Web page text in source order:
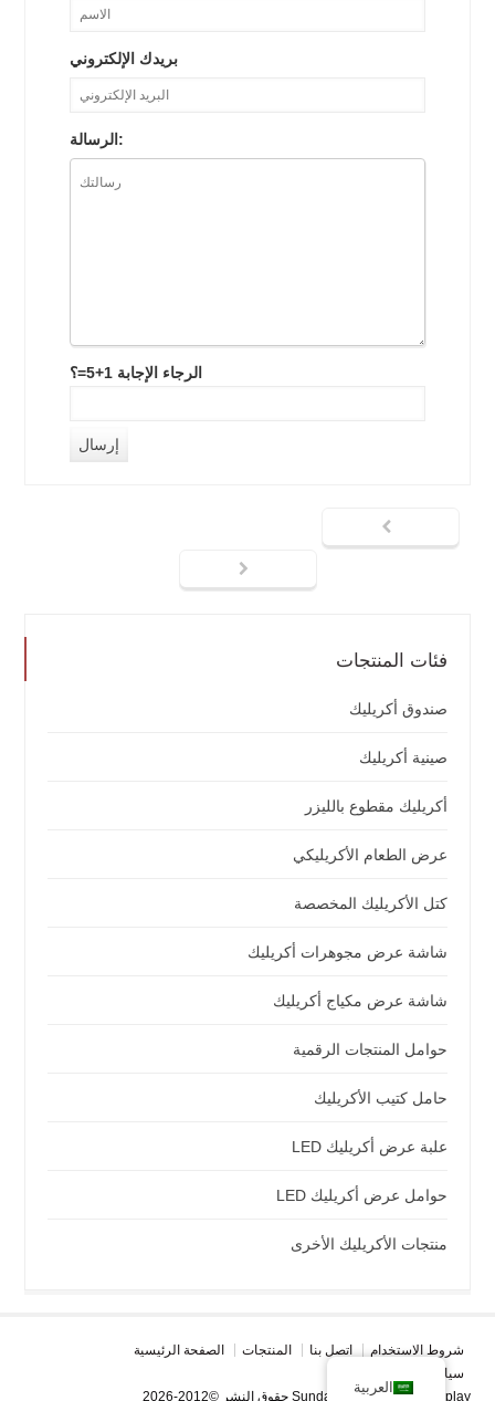
بريدك الإلكتروني
الرسالة:
الرجاء الإجابة 1+5=؟
فئات المنتجات
صندوق أكريليك
صينية أكريليك
أكريليك مقطوع بالليزر
عرض الطعام الأكريليكي
كتل الأكريليك المخصصة
شاشة عرض مجوهرات أكريليك
شاشة عرض مكياج أكريليك
حوامل المنتجات الرقمية
حامل كتيب الأكريليك
علبة عرض أكريليك LED
حوامل عرض أكريليك LED
منتجات الأكريليك الأخرى
الصفحة الرئيسية المنتجات اتصل بنا
شروط الاستخدام
سياسة الخصوصية
حقوق النشر ©2012-2026 Sunday Knight Acrylic Display
العربية